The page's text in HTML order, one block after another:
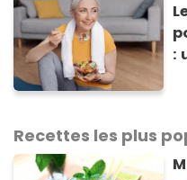
:
Recettes les plus